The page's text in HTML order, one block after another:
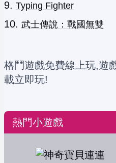
Typing Fighter
武士傳說：戰國無雙
格鬥遊戲免費線上玩,遊
載立即玩!
熱門小遊戲